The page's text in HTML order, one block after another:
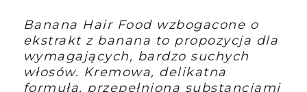
Banana Hair Food wzbogacone o
ekstrakt z banana to propozycja dla
wymagających, bardzo suchych
włosów. Kremowa, delikatna
formuła, przepełniona substancjami